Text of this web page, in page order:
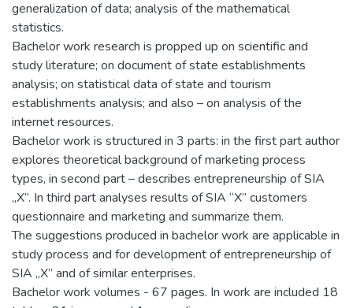
generalization of data; analysis of the mathematical
statistics.
Bachelor work research is propped up on scientific and
study literature; on document of state establishments
analysis; on statistical data of state and tourism
establishments analysis; and also – on analysis of the
internet resources.
Bachelor work is structured in 3 parts: in the first part author
explores theoretical background of marketing process
types, in second part – describes entrepreneurship of SIA
„X”. In third part analyses results of SIA “X” customers
questionnaire and marketing and summarize them.
The suggestions produced in bachelor work are applicable in
study process and for development of entrepreneurship of
SIA „X” and of similar enterprises.
Bachelor work volumes - 67 pages. In work are included 18